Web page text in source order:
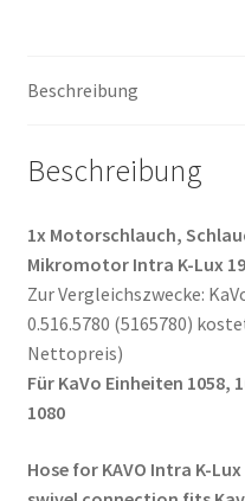
200
Mikromotor
Beschreibung
Beschreibung
1x Motorschlauch,
Mikromotor Intra K-Lux
Zur Vergleichszwecke:
0.516.5780 (5165780)
Nettopreis)
Für KaVo Einheiten 1058,
1080
Hose for KAVO Intra K-